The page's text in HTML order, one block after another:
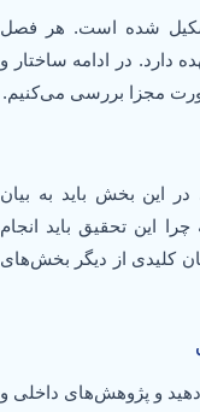
معمولاً از ۵ فصل تشکیل شده است. هر فصل
دارد. در ادامه ساختار و
مجزا بررسی می‌کنیم.
این بخش باید به بیان
این تحقیق باید انجام
کلیدی از دیگر بخش‌های
و پژوهش‌های داخلی و